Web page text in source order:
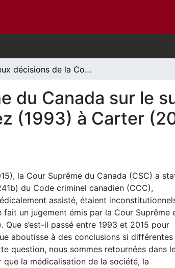
Deux décisions de la Cour Suprême du Canada sur le suicide médicalement assisté de Rodriguez (1993) à Carter (2015) : parle-t-on toujours du même geste ?
du Canada sur le
(1993) à Carter
la Cour Suprême du Canada (CSC) a
du Code criminel canadien (CCC),
assisté, étaient
fait un jugement émis par la Cour Suprême
Que s’est-il passé entre 1993 et 2015 pour
aboutisse à des conclusions si différentes
question, nous sommes retournées dans
que la médicalisation de la société, la